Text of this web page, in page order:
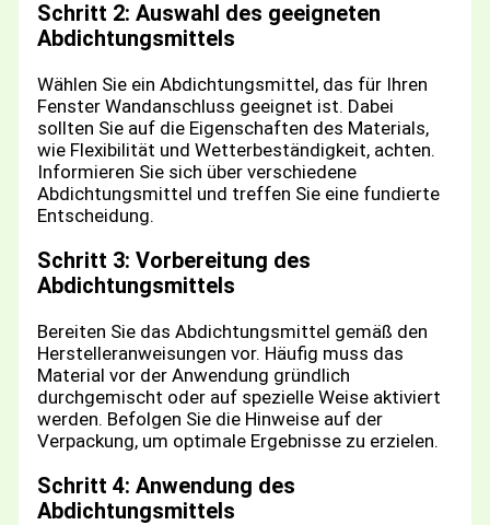
Schritt 2: Auswahl des geeigneten
Abdichtungsmittels
Wählen Sie ein Abdichtungsmittel, das für Ihren
Fenster Wandanschluss geeignet ist. Dabei
sollten Sie auf die Eigenschaften des Materials,
wie Flexibilität und Wetterbeständigkeit, achten.
Informieren Sie sich über verschiedene
Abdichtungsmittel und treffen Sie eine fundierte
Entscheidung.
Schritt 3: Vorbereitung des
Abdichtungsmittels
Bereiten Sie das Abdichtungsmittel gemäß den
Herstelleranweisungen vor. Häufig muss das
Material vor der Anwendung gründlich
durchgemischt oder auf spezielle Weise aktiviert
werden. Befolgen Sie die Hinweise auf der
Verpackung, um optimale Ergebnisse zu erzielen.
Schritt 4: Anwendung des
Abdichtungsmittels